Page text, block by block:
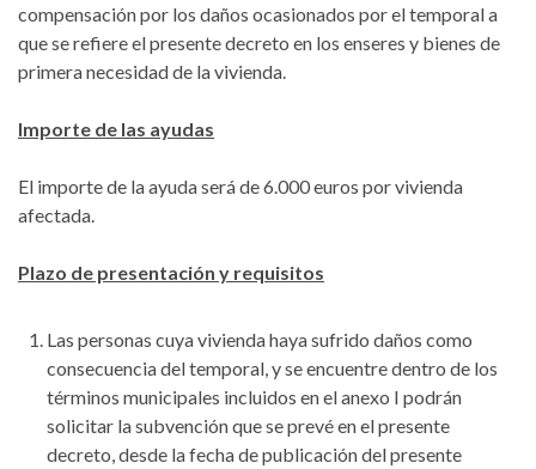
compensación por los daños ocasionados por el temporal a
que se refiere el presente decreto en los enseres y bienes de
primera necesidad de la vivienda.
Importe de las ayudas
El importe de la ayuda será de 6.000 euros por vivienda
afectada.
Plazo de presentación y requisitos
Las personas cuya vivienda haya sufrido daños como
consecuencia del temporal, y se encuentre dentro de los
términos municipales incluidos en el anexo I podrán
solicitar la subvención que se prevé en el presente
decreto, desde la fecha de publicación del presente